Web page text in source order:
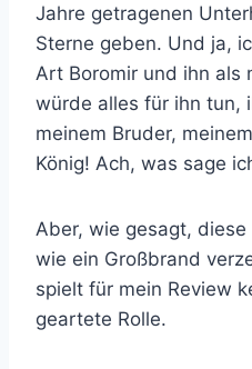
Jahre getragenen
Sterne geben. Und ja,
Art Boromir und ihn als
würde alles für ihn tun,
meinem Bruder,
König! Ach, was sage
Aber, wie gesagt,
wie ein Großbrand
spielt für mein Review
geartete Rolle.